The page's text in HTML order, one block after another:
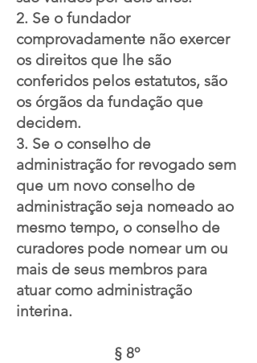
2. Se o fundador
comprovadamente não exercer
os direitos que lhe são
conferidos pelos estatutos, são
os órgãos da fundação que
decidem.
3. Se o conselho de
administração for revogado sem
que um novo conselho de
administração seja nomeado ao
mesmo tempo, o conselho de
curadores pode nomear um ou
mais de seus membros para
atuar como administração
interina.
§ 8º